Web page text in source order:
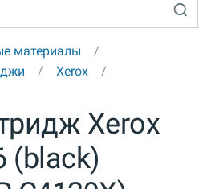
материалы
Xerox
Xerox
(black)